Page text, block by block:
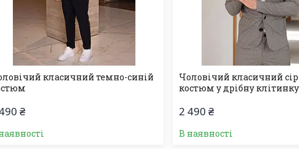
класичний темно-синій
₴
Чоловічий класичний
костюм у дрібну клітинку
2 490 ₴
В наявності